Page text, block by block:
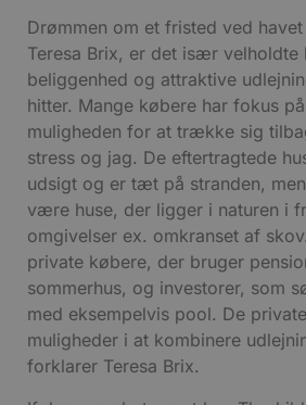
Drømmen om et fristed ved
Teresa Brix, er det især velholdte
beliggenhed og attraktive
hitter. Mange købere har fokus
muligheden for at trække sig
stress og jag. De eftertragtede
udsigt og er tæt på stranden,
være huse, der ligger i naturen i
omgivelser ex. omkranset af
private købere, der bruger
sommerhus, og investorer, som
med eksempelvis pool. De
muligheder i at kombinere
forklarer Teresa Brix.